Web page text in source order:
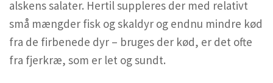
alskens salater. Hertil suppleres der med relativt
små mængder fisk og skaldyr og endnu mindre kød
fra de firbenede dyr – bruges der kød, er det ofte
fra fjerkræ, som er let og sundt.